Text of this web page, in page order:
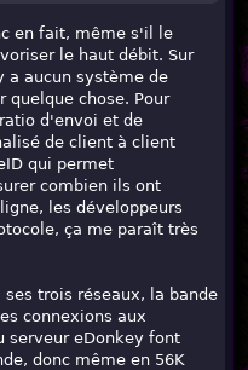
en fait, même s'il le
le haut débit. Sur
a aucun système de
quelque chose. Pour
d'envoi et de
de client à client
qui permet
combien ils ont
les développeurs
ça me paraît très
trois réseaux, la bande
connexions aux
serveur eDonkey font
donc même en 56K